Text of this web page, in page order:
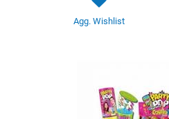
Agg. Wishlist